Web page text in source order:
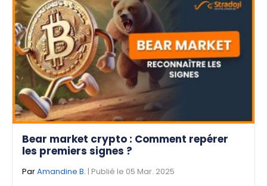
Bear market crypto : Comment repérer
les premiers signes ?
ParAmandine B. | Publié le 05 Mar. 2025